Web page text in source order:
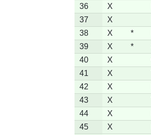
36
X
37
X
38
X *
39
X *
40
X
41
X
42
X
43
X
44
X
45
X